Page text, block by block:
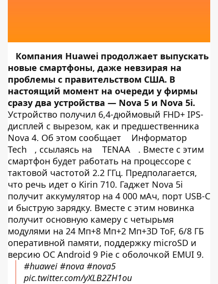
Компания Huawei продолжает выпускать
новые смартфоны, даже невзирая на
проблемы с правительством США. В
настоящий момент на очереди у фирмы
сразу два устройства — Nova 5 и Nova 5i.
Устройство получил 6,4-дюймовый FHD+ IPS-
дисплей с вырезом, как и предшественника
Nova 4. Об этом сообщает
Информатор
Tech
, ссылаясь на TENAA
. Вместе с этим
смартфон будет работать на процессоре c
тактовой частотой 2.2 ГГц. Предполагается,
что речь идет о Kirin 710. Гаджет Nova 5i
получит аккумулятор на 4 000 мАч, порт USB-C
и быструю зарядку. Вместе с этим новинка
получит основную камеру с четырьмя
модулями на 24 Мп+8 Мп+2 Мп+3D ToF, 6/8 ГБ
оперативной памяти, поддержку microSD и
версию ОС Android 9 Pie с оболочкой EMUI 9.
#huawei #nova #nova5
pic.twitter.com/yXLB2ZH1ou